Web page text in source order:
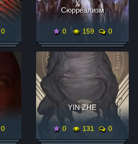
0
Сюрреализм
0 159 0
0
YIN ZHE
0 131 0